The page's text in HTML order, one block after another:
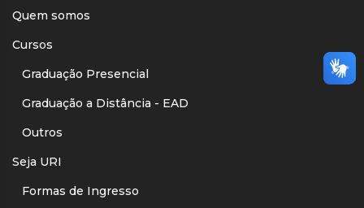
Quem somos
Cursos
Graduação Presencial
Graduação a Distância - EAD
Outros
Seja URI
Formas de Ingresso